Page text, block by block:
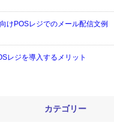
けPOSレジでのメール配信文例
レジを導入するメリット
カテゴリー